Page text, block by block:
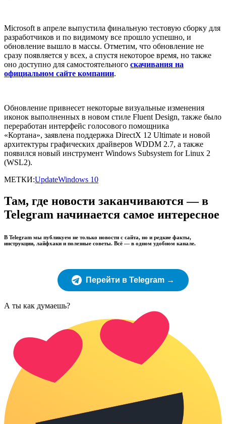
Microsoft в апреле выпустила финальную тестовую сборку для
разработчиков и по видимому все прошло успешно, и
обновление вышло в массы. Отметим, что обновление не
сразу появляется у всех, а спустя некоторое время, но также
оно доступно для самостоятельного скачивания на
официальном сайте компании.
Обновление привнесет некоторые визуальные изменения
иконок выполненных в новом стиле Fluent Design, также было
переработан интерфейс голосового помощника
«Кортана», заявлена поддержка DirectX 12 Ultimate и новой
архитектуры графических драйверов WDDM 2.7, а также
появился новый инструмент Windows Subsystem for Linux 2
(WSL2).
МЕТКИ:UpdateWindows 10
Там, где новости заканчиваются — в
Telegram начинается самое интересное
В Telegram мы публикуем не только новости с сайта, но и редкие факты,
инструкции, лайфхаки и полезные советы. Всё — в одном удобном канале.
Перейти в Telegram →
А ты как думаешь?